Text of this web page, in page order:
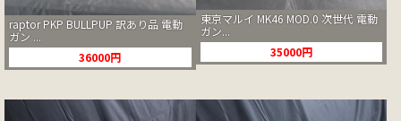
raptor PKP BULLPUP 訳あり品 電動
ガン ...
36000円
東京マルイ MK46 MOD.0 次世代 電動
ガン...
35000円